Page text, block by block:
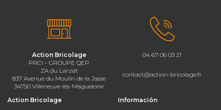
Action Bricolage
PRCI – GROUPE QEP
ZA du Larzat
837 Avenue du Moulin de la Jasse
34750 Villeneuve-lès-Maguelone
04 67 06 03 21
contact@action-bricolage.fr
Action Bricolage Información